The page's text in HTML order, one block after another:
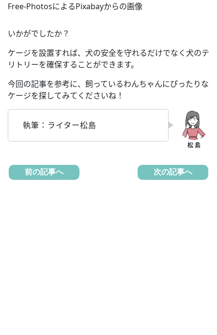
Free-PhotosによるPixabayからの画像
いかがでしたか？
ケージを設置すれば、犬の安全を守れるだけでなく犬のテ
リトリーを確保することができます。
今回の記事を参考に、飼っているわんちゃんにぴったりな
ケージを探してみてくださいね！
執筆：ライター松島
前の記事へ 次の記事へ